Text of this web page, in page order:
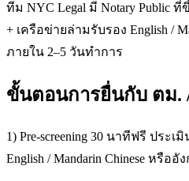
ทีม NYC Legal มี Notary Public
+ เครือข่ายล่ามรับรอง English /
ภายใน 2–5 วันทำการ
ขั้นตอนการยื่นกับ ตม.
1) Pre-screening 30 นาทีฟรี ประ
English / Mandarin Chinese หรืออั